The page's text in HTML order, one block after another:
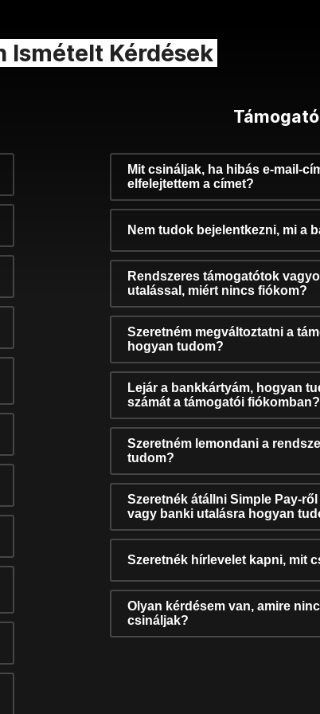
Ismételt Kérdések
Mit csináljak, ha hibás e-mail-
elfelejtettem a címet?
Nem tudok bejelentkezni, mi a
Rendszeres támogatótok
utalással, miért nincs fiókom?
Szeretném megváltoztatni a
hogyan tudom?
Lejár a bankkártyám, hogyan
számát a támogatói fiókomban?
Szeretném lemondani a
tudom?
Szeretnék átállni Simple Pay-
vagy banki utalásra hogyan
Szeretnék hírlevelet kapni, mit
Olyan kérdésem van, amire
csináljak?